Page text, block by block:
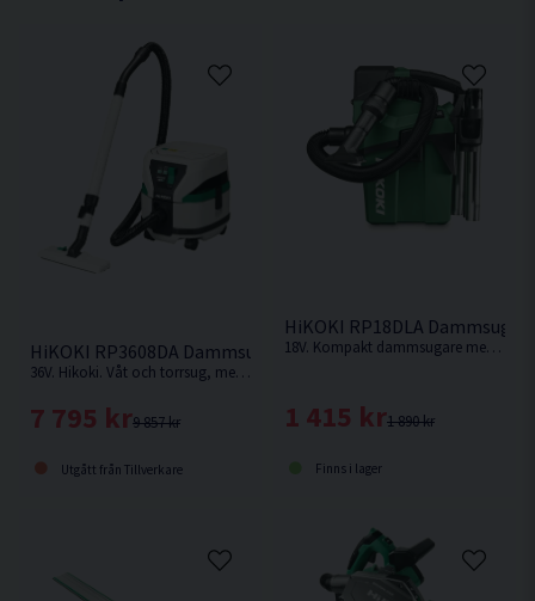
Dimension (L x B x H) 330x210x393 mm
HiKOKI RP3608DA Dammsugare 36V
36V. Hikoki. Våt och torrsug, med hög kapacitet – samma styrka som nätdriven.
9 857 kr
7 795 kr
Utgått från Tillverkare
HiKOKI RP18DLA
18V. Kompakt dammsugare med L-Klassat dammfilter som är omkopplingsbar mellan ECO och Boost-läge. Levereras utan batteri & laddare.
1 890 kr
1 415 kr
Finns i lager